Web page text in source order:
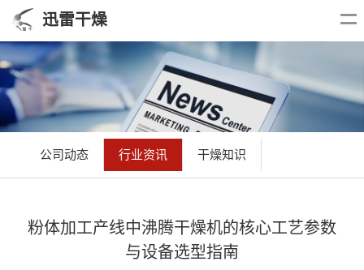
迅雷干燥
公司动态 行业资讯 干燥知识
粉体加工产线中沸腾干燥机的核心工艺参数
与设备选型指南